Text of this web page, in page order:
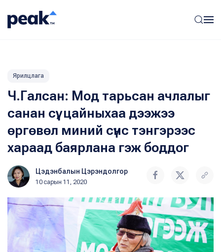
Ярилцлага
Ч.Галсан: Мод тарьсан ачлалыг
санан сүү, цайныхаа дээжээ
өргөвөл миний сүнс тэнгэрээс
хараад баярлана гэж боддог
Цэдэнбалын Цэрэндолгор
10 сарын 11, 2020